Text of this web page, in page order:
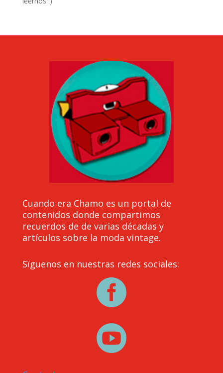
Cuando era Chamo es un portal de
contenidos donde compartimos
recuerdos de de varias décadas y
artículos sobre la moda vintage.
Sïguenos en nuestras redes sociales:

